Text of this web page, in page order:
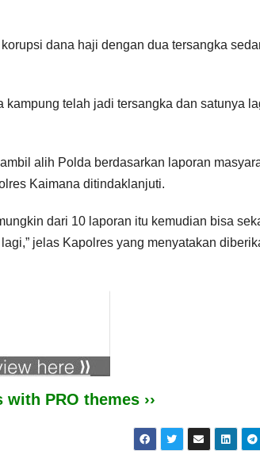
dana haji dengan dua tersangka
telah jadi tersangka dan satunya
alih Polda berdasarkan laporan
Kaimana ditindaklanjuti.
dari 10 laporan itu kemudian bisa
jelas Kapolres yang menyatakan
PRO themes ››